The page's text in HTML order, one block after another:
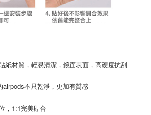
紙材質，輕易清潔，鏡面表面，高硬度抗刮
airpods不只乾淨，更加有質感
，1:1完美貼合